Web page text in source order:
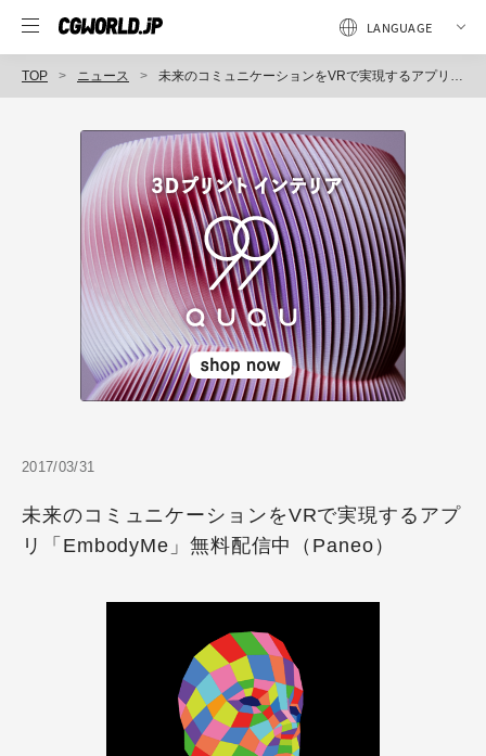
TOP ニュース 未来のコミュニケーションをVRで実現するアプリ「EmbodyMe」無料配信中（Paneo）
2017/03/31
未来のコミュニケーションをVRで実現するアプ
リ「EmbodyMe」無料配信中（Paneo）